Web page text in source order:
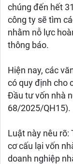
chúng đến hết
công ty sẽ tìm
nhằm nỗ lực
thông báo.
Hiện nay, các
có quy định cho
Đầu tư vốn nhà
68/2025/QH15).
Luật này nêu
cơ cấu lại vốn
doanh nghiệp